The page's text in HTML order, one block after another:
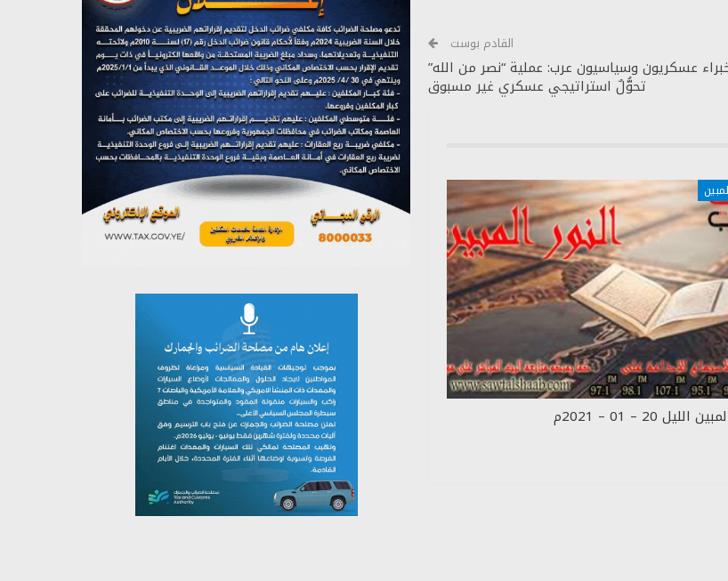
أو
خفض
مستوى
الصوت.
القادم بوست
عسكريون وسياسيون عرب: عملية “نصر من الله”
تحوُّلٌ استراتيجي عسكري غير مسبوق
الليل 20 – 01 – 2021م
تستمعون لبرنامج (هندسة الوهم)
يوليو 28, 2026
مؤتمر صحفي لمركز عين الإنسانية حول جرائم تحالف
العدوان على اليمن
يوليو 27, 2026
تستمعون لبرنامج (مع السيد القائد)
يوليو 26, 2026